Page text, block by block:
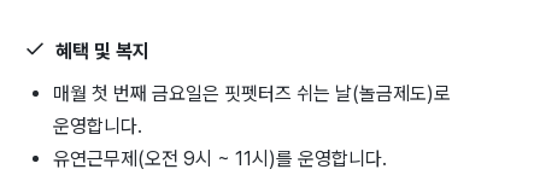
혜택 및 복지
매월 첫 번째 금요일은 핏펫터즈 쉬는 날(놀금제도)로
운영합니다.
유연근무제(오전 9시 ~ 11시)를 운영합니다.